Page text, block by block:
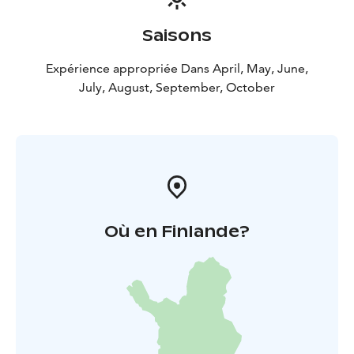
Saisons
Expérience appropriée Dans April, May, June,
July, August, September, October
Où en Finlande?